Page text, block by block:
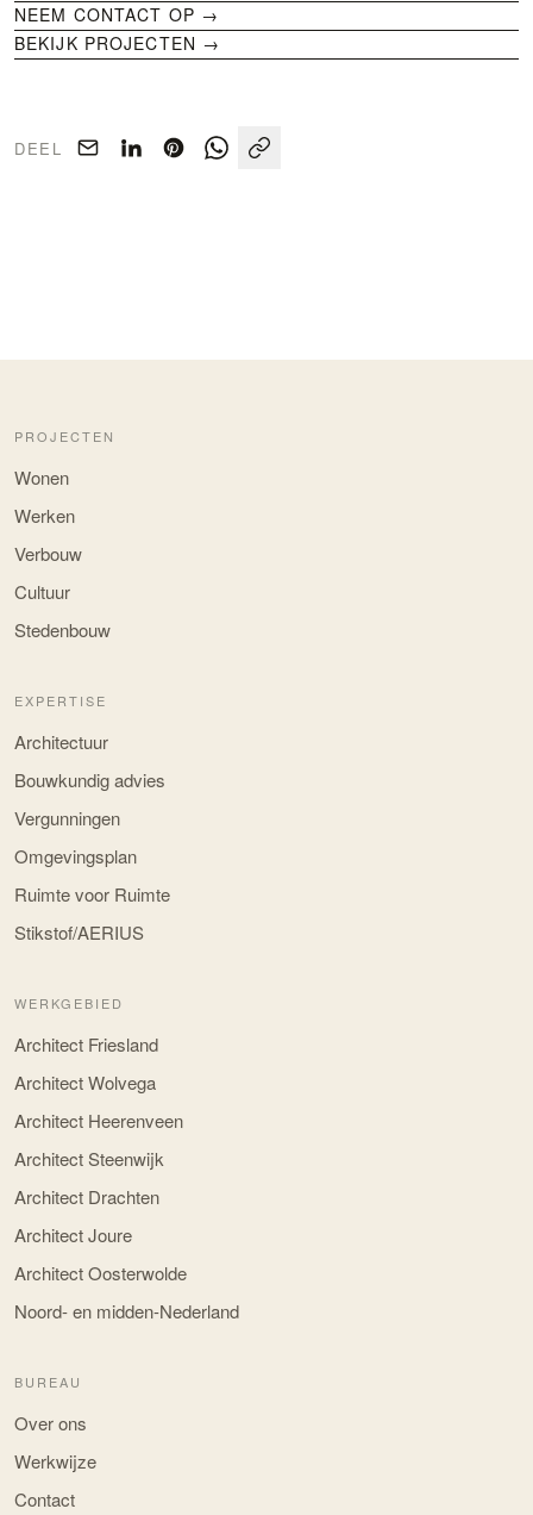
NEEM CONTACT OP →
BEKIJK PROJECTEN →
DEEL
PROJECTEN
Wonen
Werken
Verbouw
Cultuur
Stedenbouw
EXPERTISE
Architectuur
Bouwkundig advies
Vergunningen
Omgevingsplan
Ruimte voor Ruimte
Stikstof/AERIUS
WERKGEBIED
Architect Friesland
Architect Wolvega
Architect Heerenveen
Architect Steenwijk
Architect Drachten
Architect Joure
Architect Oosterwolde
Noord- en midden-Nederland
BUREAU
Over ons
Werkwijze
Contact